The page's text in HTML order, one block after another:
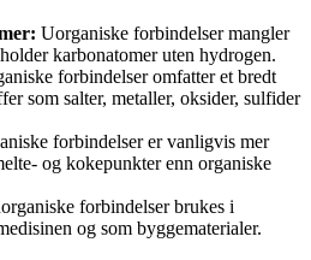
Uorganiske forbindelser mangler
karbonatomer uten hydrogen.
forbindelser omfatter et bredt
som salter, metaller, oksider, sulfider
forbindelser er vanligvis mer
og kokepunkter enn organiske
forbindelser brukes i
og som byggematerialer.